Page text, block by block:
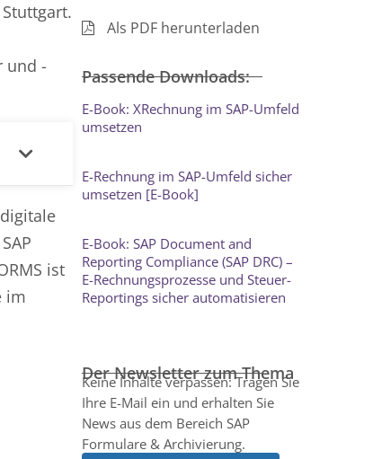
und -
ist
im
Als PDF herunterladen
Passende Downloads:
E-Book: XRechnung im SAP-Umfeld
umsetzen
E-Rechnung im SAP-Umfeld sicher
umsetzen [E-Book]
E-Book: SAP Document and
Reporting Compliance (SAP DRC) –
E-Rechnungsprozesse und Steuer-
Reportings sicher automatisieren
Der Newsletter zum Thema
Keine Inhalte verpassen: Tragen Sie
Ihre E-Mail ein und erhalten Sie
News aus dem Bereich SAP
Formulare & Archivierung.